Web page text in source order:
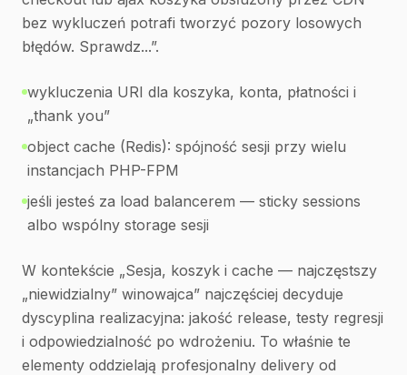
bez wykluczeń potrafi tworzyć pozory losowych
błędów. Sprawdz...”.
wykluczenia URI dla koszyka, konta, płatności i
„thank you”
object cache (Redis): spójność sesji przy wielu
instancjach PHP-FPM
jeśli jesteś za load balancerem — sticky sessions
albo wspólny storage sesji
W kontekście „Sesja, koszyk i cache — najczęstszy
„niewidzialny” winowajca” najczęściej decyduje
dyscyplina realizacyjna: jakość release, testy regresji
i odpowiedzialność po wdrożeniu. To właśnie te
elementy oddzielają profesjonalny delivery od